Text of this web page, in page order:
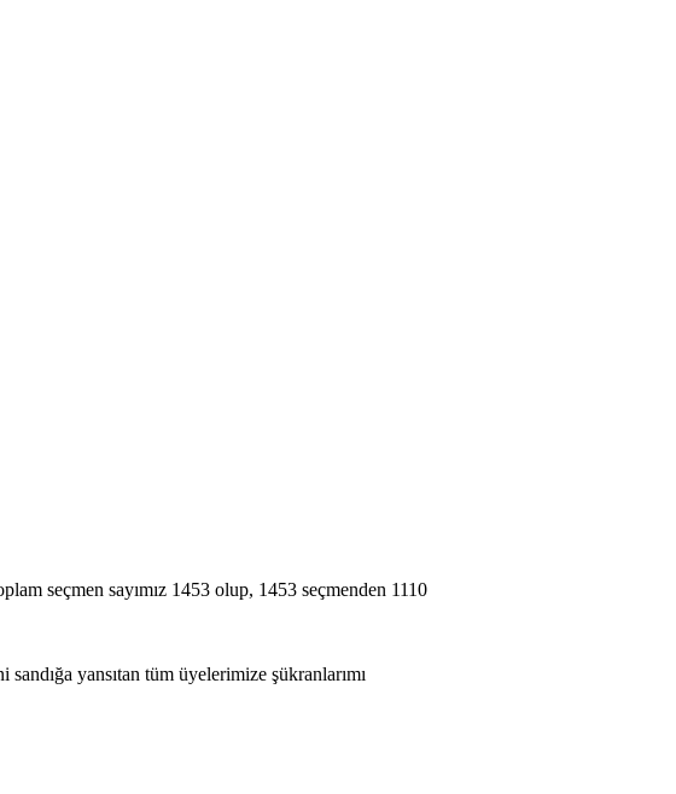
seçmen sayımız 1453 olup, 1453 seçmenden 1110
yansıtan tüm üyelerimize şükranlarımı